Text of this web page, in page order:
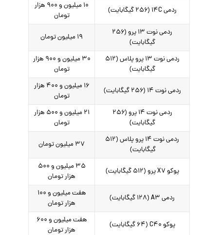
ردمی ۱۴C (۲۵۶ گیگابایت)
۱۰ میلیون و ۹۰۰ هزار
تومان
ردمی نوت ۱۳ پرو (۲۵۶
گیگابایت)
۱۹ میلیون تومان
ردمی نوت ۱۳ پرو پلاس (۵۱۲
گیگابایت)
۳۰ میلیون و ۹۰۰ هزار
تومان
ردمی نوت ۱۴ (۲۵۶ گیگابایت)
۱۶ میلیون و ۴۰۰ هزار
تومان
ردمی نوت ۱۴ پرو (۲۵۶
گیگابایت)
۲۱ میلیون و ۵۰۰ هزار
تومان
ردمی نوت ۱۴ پرو پلاس (۵۱۲
گیگابایت)
۳۷ میلیون تومان
پوکو X۷ پرو (۵۱۲ گیگابایت)
۳۵ میلیون و ۵۰۰
هزار تومان
ردمی A۳ (۱۲۸ گیگابایت)
هفت میلیون و ۱۰۰
هزار تومان
پوکو C۴۰ (۶۴ گیگابایت)
هفت میلیون و ۶۰۰
هزار تومان